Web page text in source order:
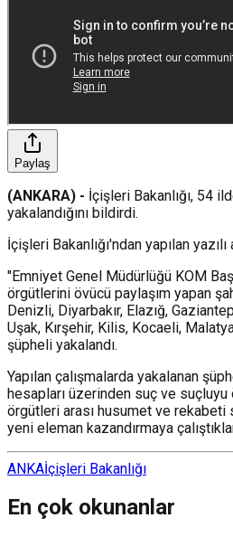
Paylaş
(ANKARA) - İçişleri Bakanlığı, 54
yakalandığını bildirdi.
İçişleri Bakanlığı'ndan yapılan
"Emniyet Genel Müdürlüğü KOM
örgütlerini övücü paylaşım yapan
Denizli, Diyarbakır, Elazığ,
Uşak, Kırşehir, Kilis, Kocaeli,
şüpheli yakalandı.
Yapılan çalışmalarda yakalanan
hesapları üzerinden suç ve suçluyu
örgütleri arası husumet ve rekabeti
yeni eleman kazandırmaya
ANKAİçişleri Bakanlığı
En çok okunanlar